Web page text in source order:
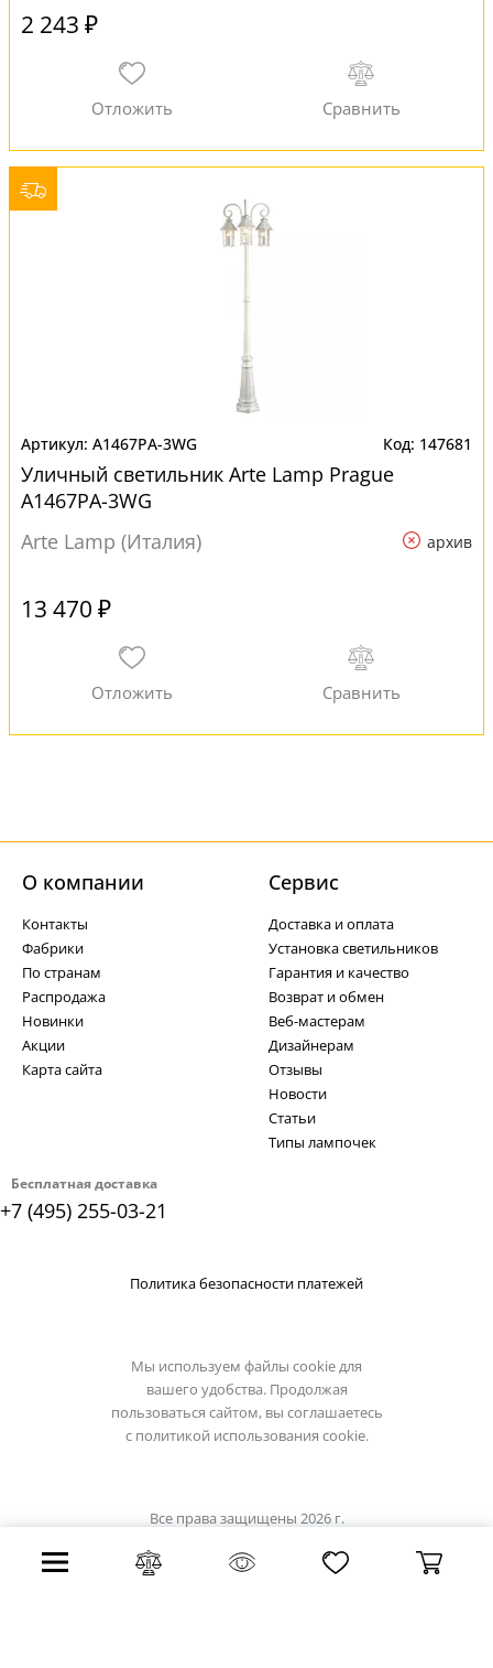
2 243 ₽
A1467PA-3WG 147681
Уличный светильник Arte Lamp Prague
A1467PA-3WG
Arte Lamp (Италия)
архив
13 470 ₽
Бесплатная доставка
+7 (495) 255-03-21
О компании
Контакты
Фабрики
По странам
Распродажа
Новинки
Акции
Карта сайта
Cервис
Доставка и оплата
Установка светильников
Гарантия и качество
Возврат и обмен
Веб-мастерам
Дизайнерам
Отзывы
Новости
Статьи
Типы лампочек
Политика безопасности платежей
Мы используем файлы cookie для
вашего удобства. Продолжая
пользоваться сайтом, вы соглашаетесь
с политикой использования cookie.
Все права защищены 2026 г.